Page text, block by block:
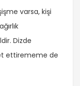
varsa, kişi
Dizde
ettirememe de